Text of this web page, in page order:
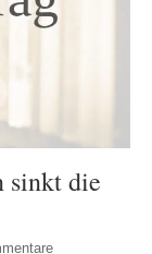
sinkt die